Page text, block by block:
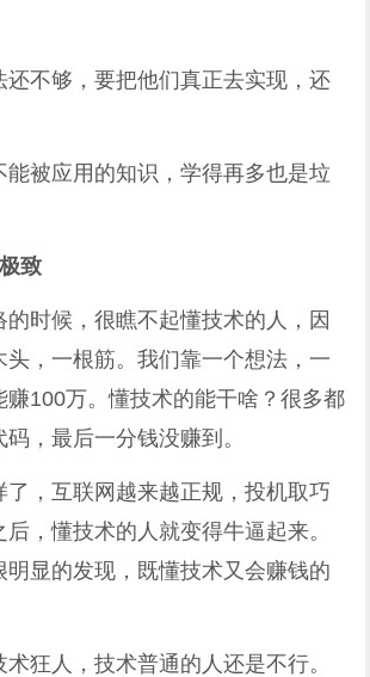
还不够，要把他们真正去实现，还
能被应用的知识，学得再多也是垃
致
的时候，很瞧不起懂技术的人，因
头，一根筋。我们靠一个想法，一
赚100万。懂技术的能干啥？很多都
，最后一分钱没赚到。
了，互联网越来越正规，投机取巧
，懂技术的人就变得牛逼起来。
明显的发现，既懂技术又会赚钱的
狂人，技术普通的人还是不行。